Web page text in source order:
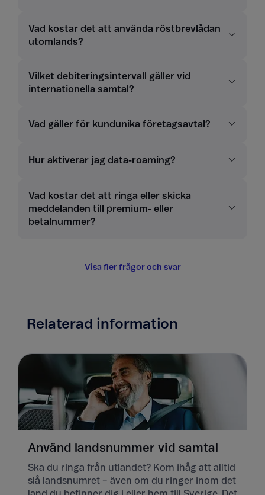
Vad kostar det att använda röstbrevlådan
utomlands?
Vilket debiteringsintervall gäller vid
internationella samtal?
Vad gäller för kundunika företagsavtal?
Hur aktiverar jag data-roaming?
Vad kostar det att ringa eller skicka
meddelanden till premium- eller
betalnummer?
Visa fler frågor och svar
Relaterad information
Använd landsnummer vid samtal
Ska du ringa från utlandet? Kom ihåg att alltid
slå landsnumret – även om du ringer inom det